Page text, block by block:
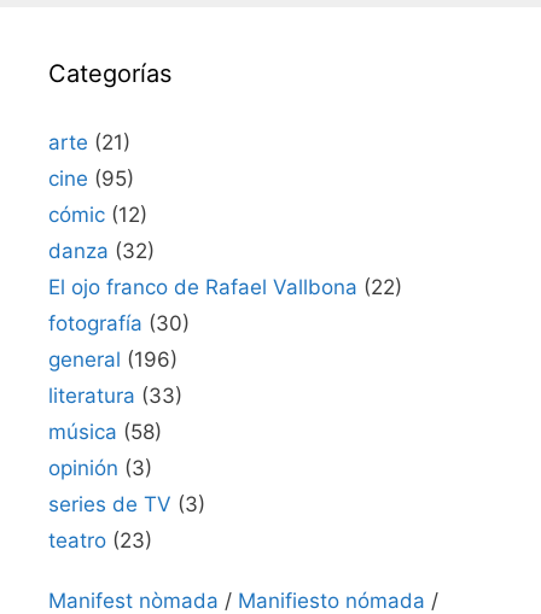
Categorías
arte (21)
cine (95)
cómic (12)
danza (32)
El ojo franco de Rafael Vallbona (22)
fotografía (30)
general (196)
literatura (33)
música (58)
opinión (3)
series de TV (3)
teatro (23)
Manifest nòmada / Manifiesto nómada /